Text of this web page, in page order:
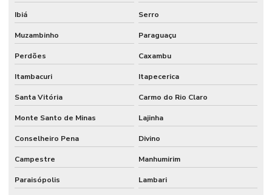
Ibiá Serro
Muzambinho Paraguaçu
Perdões Caxambu
Itambacuri Itapecerica
Santa Vitória Carmo do Rio Claro
Monte Santo de Minas Lajinha
Conselheiro Pena Divino
Campestre Manhumirim
Paraisópolis Lambari